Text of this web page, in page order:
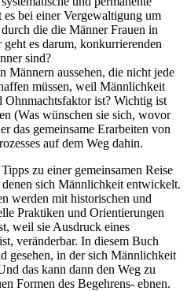
bei einer Vergewaltigung um
die die Männer Frauen in
es darum, konkurrierenden
sind?
Männern aussehen, die nicht jede
müssen, weil Männlichkeit
ist? Wichtig ist
(Was wünschen sie sich, wovor
das gemeinsame Erarbeiten von
auf dem Weg dahin.
zu einer gemeinsamen Reise
sich Männlichkeit entwickelt.
werden mit historischen und
Praktiken und Orientierungen
weil sie Ausdruck eines
veränderbar. In diesem Buch
gesehen, in der sich Männlichkeit
das kann dann den Weg zu
Formen des Begehrens- ebnen.